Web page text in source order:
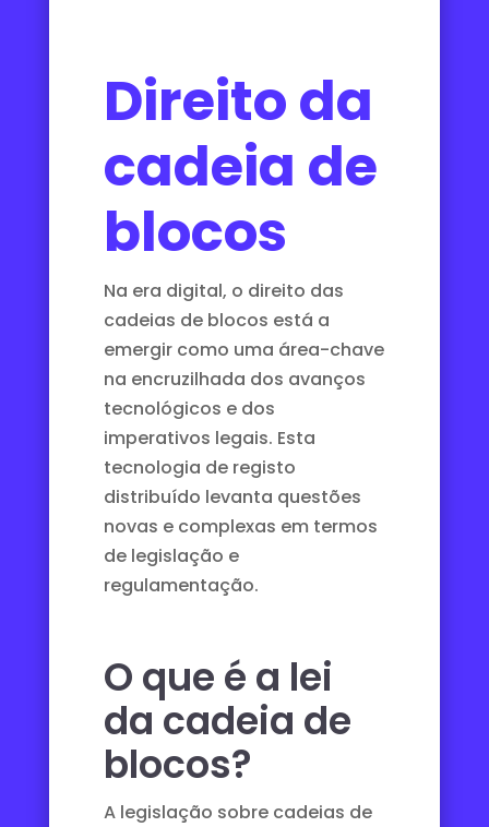
Direito da
cadeia de
blocos
Na era digital, o direito das
cadeias de blocos está a
emergir como uma área-chave
na encruzilhada dos avanços
tecnológicos e dos
imperativos legais. Esta
tecnologia de registo
distribuído levanta questões
novas e complexas em termos
de legislação e
regulamentação.
O que é a lei
da cadeia de
blocos?
A legislação sobre cadeias de